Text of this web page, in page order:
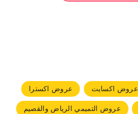
عروض اكسايت
عروض اكسترا
عروض التميمي الرياض والقصيم